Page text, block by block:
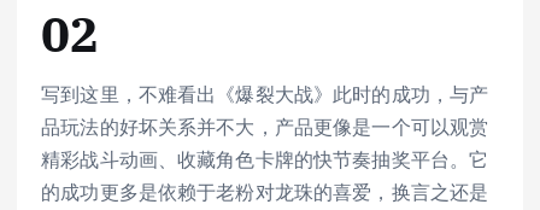
02
写到这里，不难看出《爆裂大战》此时的成功，与产
品玩法的好坏关系并不大，产品更像是一个可以观赏
精彩战斗动画、收藏角色卡牌的快节奏抽奖平台。它
的成功更多是依赖于老粉对龙珠的喜爱，换言之还是